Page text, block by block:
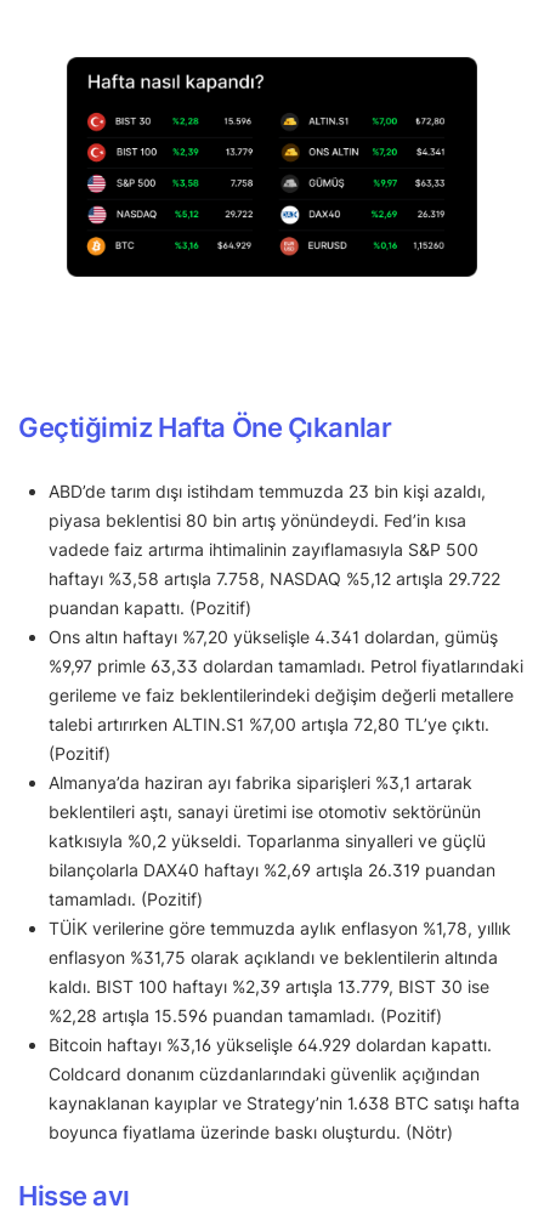
Geçtiğimiz Hafta Öne Çıkanlar
ABD’de tarım dışı istihdam temmuzda 23 bin kişi azaldı,
piyasa beklentisi 80 bin artış yönündeydi. Fed’in kısa
vadede faiz artırma ihtimalinin zayıflamasıyla S&P 500
haftayı %3,58 artışla 7.758, NASDAQ %5,12 artışla 29.722
puandan kapattı. (Pozitif)
Ons altın haftayı %7,20 yükselişle 4.341 dolardan, gümüş
%9,97 primle 63,33 dolardan tamamladı. Petrol fiyatlarındaki
gerileme ve faiz beklentilerindeki değişim değerli metallere
talebi artırırken ALTIN.S1 %7,00 artışla 72,80 TL’ye çıktı.
(Pozitif)
Almanya’da haziran ayı fabrika siparişleri %3,1 artarak
beklentileri aştı, sanayi üretimi ise otomotiv sektörünün
katkısıyla %0,2 yükseldi. Toparlanma sinyalleri ve güçlü
bilançolarla DAX40 haftayı %2,69 artışla 26.319 puandan
tamamladı. (Pozitif)
TÜİK verilerine göre temmuzda aylık enflasyon %1,78, yıllık
enflasyon %31,75 olarak açıklandı ve beklentilerin altında
kaldı. BIST 100 haftayı %2,39 artışla 13.779, BIST 30 ise
%2,28 artışla 15.596 puandan tamamladı. (Pozitif)
Bitcoin haftayı %3,16 yükselişle 64.929 dolardan kapattı.
Coldcard donanım cüzdanlarındaki güvenlik açığından
kaynaklanan kayıplar ve Strategy’nin 1.638 BTC satışı hafta
boyunca fiyatlama üzerinde baskı oluşturdu. (Nötr)
Hisse avı